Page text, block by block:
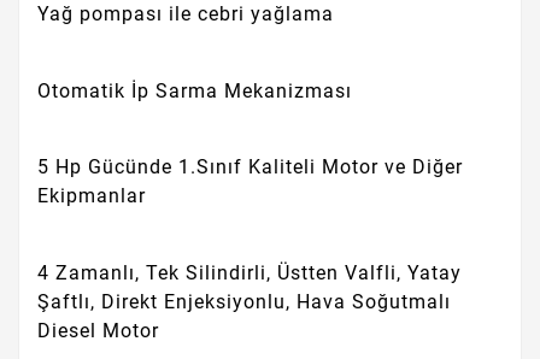
Yağ pompası ile cebri yağlama
Otomatik İp Sarma Mekanizması
5 Hp Gücünde 1.Sınıf Kaliteli Motor ve Diğer
Ekipmanlar
4 Zamanlı, Tek Silindirli, Üstten Valfli, Yatay
Şaftlı, Direkt Enjeksiyonlu, Hava Soğutmalı
Diesel Motor